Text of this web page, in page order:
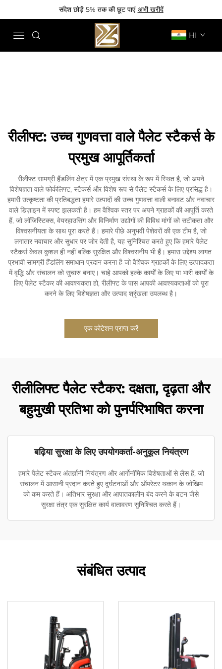
संदेश छोड़ें 5% तक की छूट पाएं अभी खरीदें
HI
रीलीफ्ट: उच्च गुणवत्ता वाले पैलेट स्टैकर्स के
प्रमुख आपूर्तिकर्ता
रीलीफ्ट सामग्री हैंडलिंग क्षेत्र में एक प्रमुख संस्था के रूप में स्थित है, जो अपने
विशेषज्ञता वाले फोर्कलिफ्ट, स्टैकर्स और विशेष रूप से पैलेट स्टैकर्स के लिए प्रसिद्ध है।
हमारी उत्कृष्टता की प्रतिबद्धता हमारे उत्पादों की उच्च गुणवत्ता वाली बनावट और नवाचार
वाले डिज़ाइन में स्पष्ट झलकती है। हम वैश्विक स्तर पर अपने ग्राहकों की आपूर्ति करते
हैं, जो लॉजिस्टिक्स, वेयरहाउसिंग और विनिर्माण उद्योगों की विविध मांगों को सटीकता और
विश्वसनीयता के साथ पूरा करते हैं। हमारे पीछे अनुभवी पेशेवरों की एक टीम है, जो
लगातार नवाचार और सुधार पर जोर देती है, यह सुनिश्चित करते हुए कि हमारे पैलेट
स्टैकर्स केवल कुशल ही नहीं बल्कि सुरक्षित और विश्वसनीय भी हैं। हमारा उद्देश्य लागत
प्रभावी सामग्री हैंडलिंग समाधान प्रदान करना है जो वैश्विक ग्राहकों के लिए उत्पादकता
में वृद्धि और संचालन को सुचारु बनाए। चाहे आपको हल्के कार्यों के लिए या भारी कार्यों के
लिए पैलेट स्टैकर की आवश्यकता हो, रीलीफ्ट के पास आपकी आवश्यकताओं को पूरा
करने के लिए विशेषज्ञता और उत्पाद श्रृंखला उपलब्ध है।
एक कोटेशन प्राप्त करें
रीलीलिफ्ट पैलेट स्टैकर: दक्षता, दृढ़ता और
बहुमुखी प्रतिभा को पुनर्परिभाषित करना
बढ़िया सुरक्षा के लिए उपयोगकर्ता-अनुकूल नियंत्रण
हमारे पैलेट स्टैकर अंतर्ज्ञानी नियंत्रण और आर्गोनॉमिक विशेषताओं से लैस हैं, जो
संचालन में आसानी प्रदान करते हुए दुर्घटनाओं और ऑपरेटर थकान के जोखिम
को कम करते हैं। अतिभार सुरक्षा और आपातकालीन बंद करने के बटन जैसे
सुरक्षा तंत्र एक सुरक्षित कार्य वातावरण सुनिश्चित करते हैं।
संबंधित उत्पाद